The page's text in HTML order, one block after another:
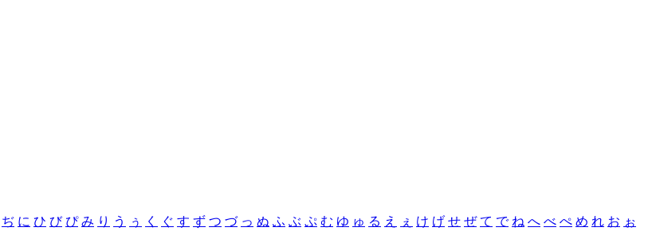
ぢ に ひ び ぴ み り う ぅ く ぐ す ず つ づ っ ぬ ふ ぶ ぷ む ゆ ゅ る え ぇ け げ せ ぜ て で ね へ べ ぺ め れ お ぉ